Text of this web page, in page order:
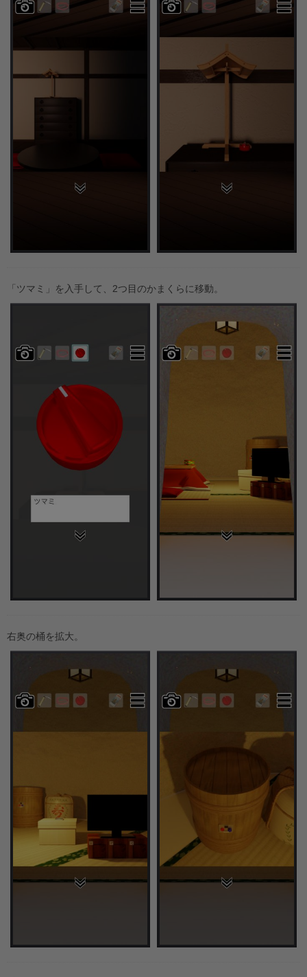
「ツマミ」を入手して、2つ目のかまくらに移動。
右奥の桶を拡大。